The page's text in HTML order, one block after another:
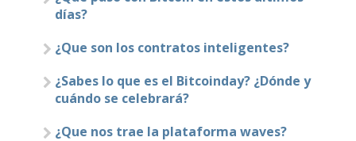
días?
¿Que son los contratos inteligentes?
¿Sabes lo que es el Bitcoinday? ¿Dónde y
cuándo se celebrará?
¿Que nos trae la plataforma waves?